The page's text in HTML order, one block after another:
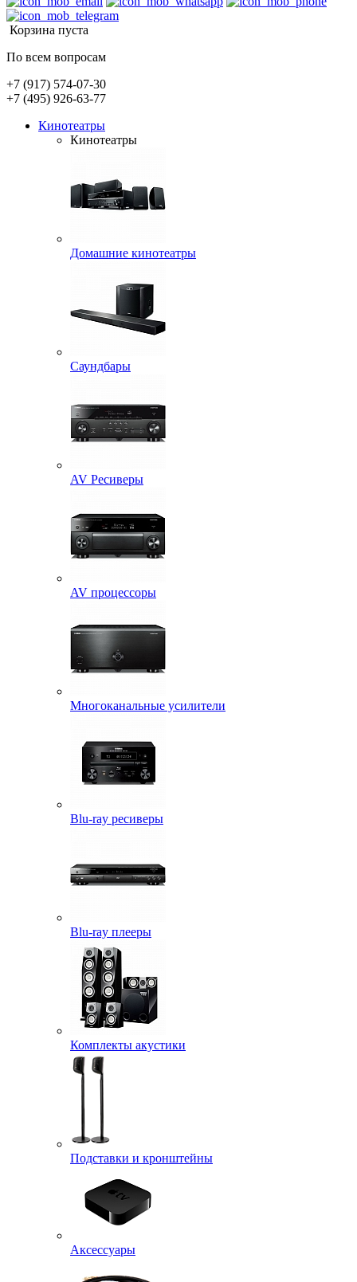
Корзина пуста
По всем вопросам
+7 (917) 574-07-30
+7 (495) 926-63-77
Кинотеатры
Кинотеатры
Домашние кинотеатры
Саундбары
AV Ресиверы
AV процессоры
Многоканальные усилители
Blu-ray ресиверы
Blu-ray плееры
Комплекты акустики
Подставки и кронштейны
Аксессуары